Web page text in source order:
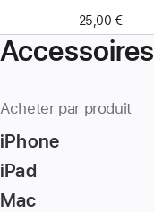
25,00 €
Accessoires
Acheter par produit
iPhone
iPad
Mac